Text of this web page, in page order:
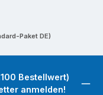
Paket DE)
Bestellwert)
anmelden!